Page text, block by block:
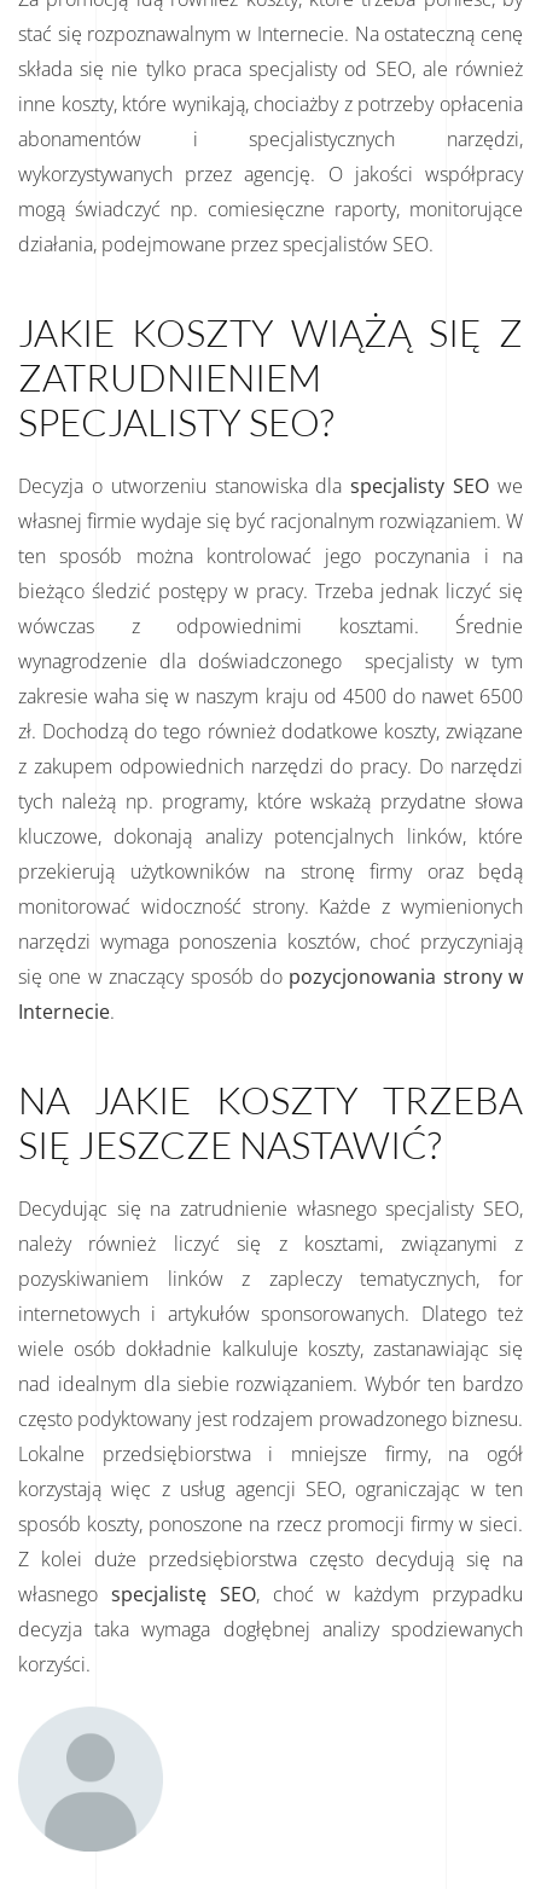
stać się rozpoznawalnym w Internecie. Na ostateczną cenę
składa się nie tylko praca specjalisty od SEO, ale również
inne koszty, które wynikają, chociażby z potrzeby opłacenia
abonamentów i specjalistycznych narzędzi,
wykorzystywanych przez agencję. O jakości współpracy
mogą świadczyć np. comiesięczne raporty, monitorujące
działania, podejmowane przez specjalistów SEO.
JAKIE KOSZTY WIĄŻĄ SIĘ Z
ZATRUDNIENIEM
SPECJALISTY SEO?
Decyzja o utworzeniu stanowiska dlaspecjalisty SEO we
własnej firmie wydaje się być racjonalnym rozwiązaniem. W
ten sposób można kontrolować jego poczynania i na
bieżąco śledzić postępy w pracy. Trzeba jednak liczyć się
wówczas z odpowiednimi kosztami. Średnie
wynagrodzenie dla doświadczonego specjalisty w tym
zakresie waha się w naszym kraju od 4500 do nawet 6500
zł. Dochodzą do tego również dodatkowe koszty, związane
z zakupem odpowiednich narzędzi do pracy. Do narzędzi
tych należą np. programy, które wskażą przydatne słowa
kluczowe, dokonają analizy potencjalnych linków, które
przekierują użytkowników na stronę firmy oraz będą
monitorować widoczność strony. Każde z wymienionych
narzędzi wymaga ponoszenia kosztów, choć przyczyniają
się one w znaczący sposób do pozycjonowania strony w
Internecie.
NA JAKIE KOSZTY TRZEBA
SIĘ JESZCZE NASTAWIĆ?
Decydując się na zatrudnienie własnego specjalisty SEO,
należy również liczyć się z kosztami, związanymi z
pozyskiwaniem linków z zapleczy tematycznych, for
internetowych i artykułów sponsorowanych. Dlatego też
wiele osób dokładnie kalkuluje koszty, zastanawiając się
nad idealnym dla siebie rozwiązaniem. Wybór ten bardzo
często podyktowany jest rodzajem prowadzonego biznesu.
Lokalne przedsiębiorstwa i mniejsze firmy, na ogół
korzystają więc z usług agencji SEO, ograniczając w ten
sposób koszty, ponoszone na rzecz promocji firmy w sieci.
Z kolei duże przedsiębiorstwa często decydują się na
własnego specjalistę SEO, choć w każdym przypadku
decyzja taka wymaga dogłębnej analizy spodziewanych
korzyści.